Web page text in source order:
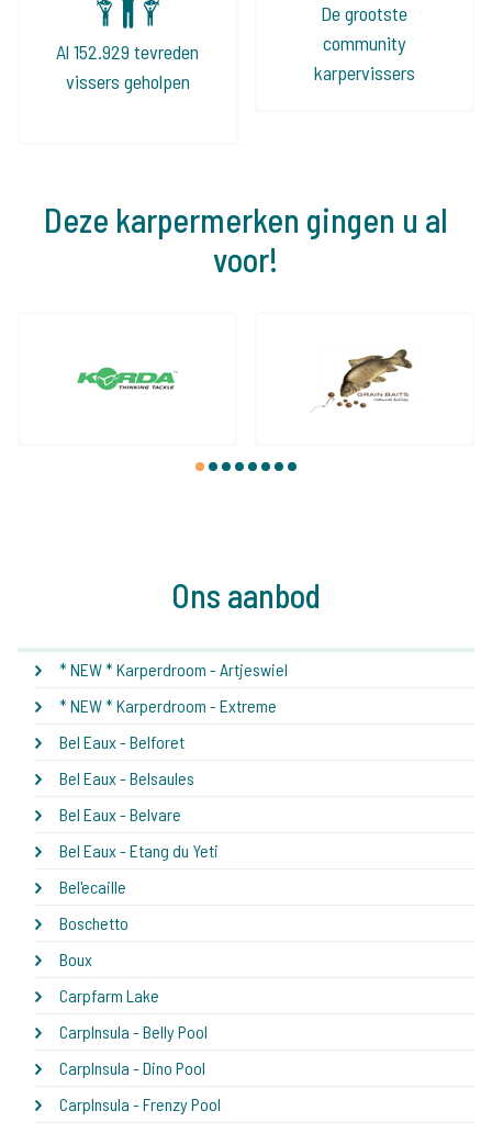
Al 152.929 tevreden
vissers geholpen
De grootste
community
karpervissers
Deze karpermerken gingen u al
voor!
1 2 3 4 5 6 7 8
Ons aanbod
* NEW * Karperdroom - Artjeswiel
* NEW * Karperdroom - Extreme
Bel Eaux - Belforet
Bel Eaux - Belsaules
Bel Eaux - Belvare
Bel Eaux - Etang du Yeti
Bel'ecaille
Boschetto
Boux
Carpfarm Lake
CarpInsula - Belly Pool
CarpInsula - Dino Pool
CarpInsula - Frenzy Pool